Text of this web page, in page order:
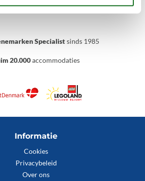
Specialist sinds 1985
20.000 accommodaties
Informatie
Cookies
Privacybeleid
Over ons